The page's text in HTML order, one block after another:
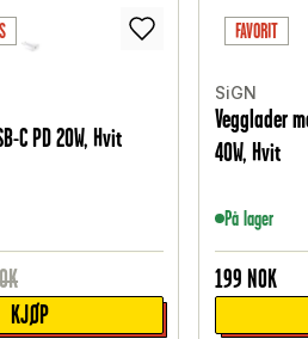
C PD 20W, Hvit
KJØP
FAVORIT
SiGN
Vegglader
40W, Hvit
På lager
199 NOK